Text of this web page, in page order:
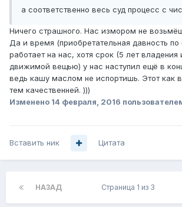
а соответственно весь суд процесс с
Ничего страшного. Нас измором не
Да и время (приобретательная давность по
работает на нас, хотя срок (5 лет владения
движимой вещью) у нас наступил ещё в
ведь кашу маслом не испортишь. Этот как
тем качественней. )))
Изменено 14 февраля, 2016
Вставить ник Цитата
НАЗАД Страница 1 из 3